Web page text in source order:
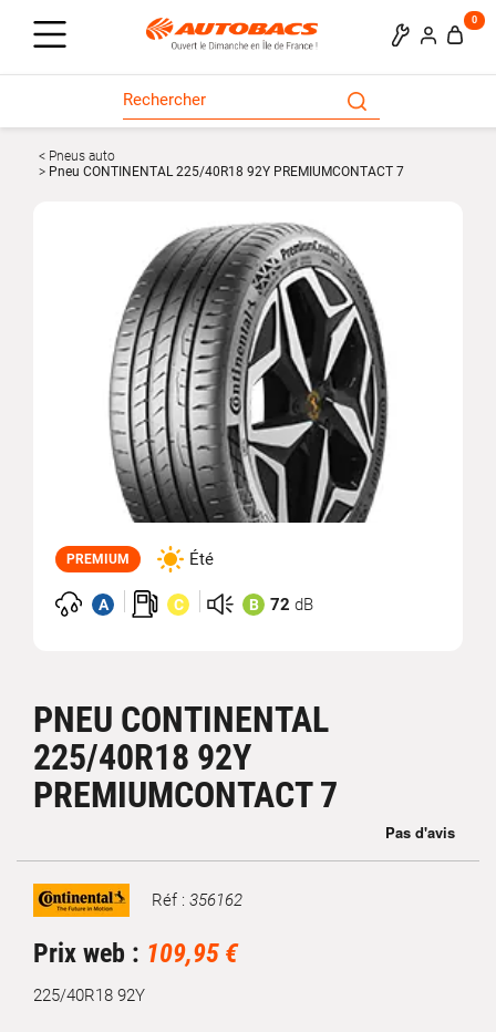
0
Pneus auto
Pneu CONTINENTAL 225/40R18 92Y PREMIUMCONTACT 7
PNEU CONTINENTAL
225/40R18 92Y
PREMIUMCONTACT 7
PREMIUM Été
A C B 72 dB
Marque Réf : 356162
Prix web : 109,95 €
225/40R18 92Y